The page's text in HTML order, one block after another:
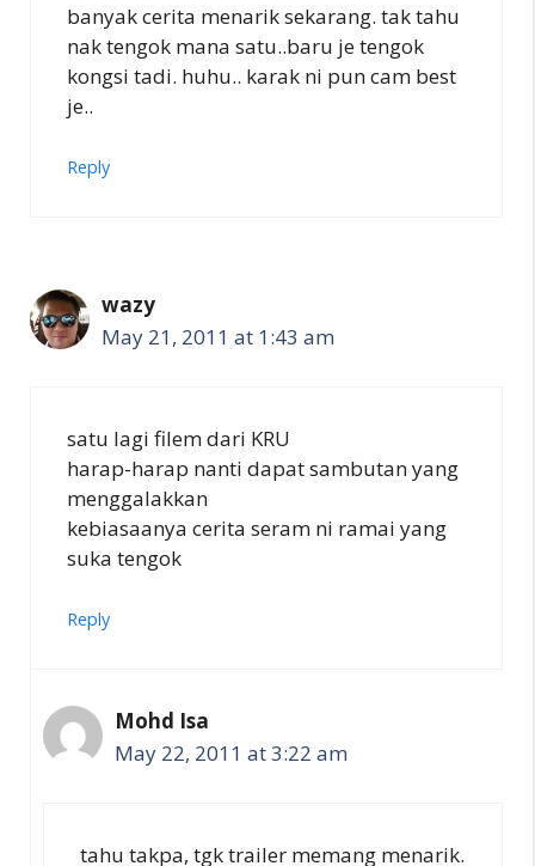
banyak cerita menarik sekarang. tak tahu
nak tengok mana satu..baru je tengok
kongsi tadi. huhu.. karak ni pun cam best
je..
Reply
wazy
May 21, 2011 at 1:43 am
satu lagi filem dari KRU
harap-harap nanti dapat sambutan yang
menggalakkan
kebiasaanya cerita seram ni ramai yang
suka tengok
Reply
Mohd Isa
May 22, 2011 at 3:22 am
tahu takpa, tgk trailer memang menarik.